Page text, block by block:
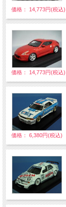
価格： 14,773円(税込)
価格： 14,773円(税込)
価格： 6,380円(税込)